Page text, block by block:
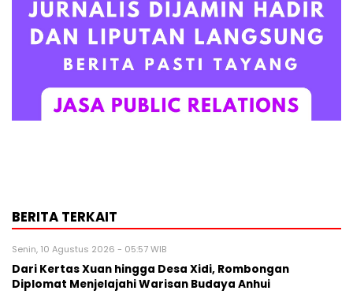
BERITA TERKAIT
Senin, 10 Agustus 2026 - 05:57 WIB
Dari Kertas Xuan hingga Desa Xidi, Rombongan
Diplomat Menjelajahi Warisan Budaya Anhui